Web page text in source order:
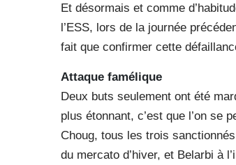
Et désormais et comme
l’ESS, lors de la journée
fait que confirmer cette
Attaque famélique
Deux buts seulement ont été
plus étonnant, c’est que l’on se
Choug, tous les trois
du mercato d’hiver, et Belarbi à